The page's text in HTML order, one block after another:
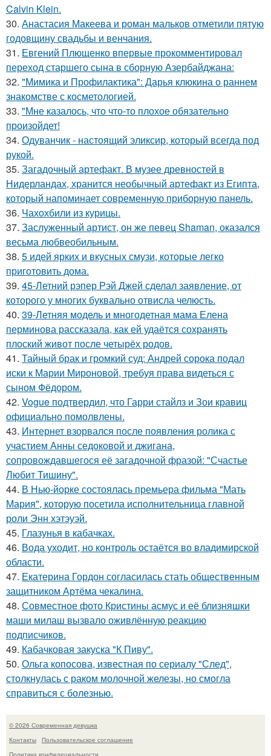
Calvin Klein.
30. Анастасия Макеева и роман мальков отметили пятую
годовщину свадьбы и венчания.
31. Евгений Плющенко впервые прокомментировал
переход старшего сына в сборную Азербайджана:
32. "Мимика и Профилактика": Дарья клюкина о раннем
знакомстве с косметологией.
33. "Мне казалось, что что-то плохое обязательно
произойдет!
34. Одуванчик - настоящий эликсир, который всегда под
рукой.
35. Загадочный артефакт. В музее древностей в
Нидерландах, хранится необычный артефакт из Египта,
который напоминает современную приборную панель.
36. Чахохбили из курицы.
37. Заслуженный артист, он же певец Shaman, оказался
весьма любвеобильным.
38. 5 идей ярких и вкусных смузи, которые легко
приготовить дома.
39. 45-Летний рэпер Рэй Джей сделал заявление, от
которого у многих буквально отвисла челюсть.
40. 39-Летняя модель и многодетная мама Елена
перминова рассказала, как ей удаётся сохранять
плоский живот после четырёх родов.
41. Тайный брак и громкий суд: Андрей сорока подал
иски к Марии Мироновой, требуя права видеться с
сыном Фёдором.
42. Vogue подтвердил, что Гарри стайлз и Зои кравиц
официально помолвлены.
43. Интернет взорвался после появления ролика с
участием Анны седоковой и джигана,
сопровождавшегося её загадочной фразой: "Счастье
Любит Тишину".
44. В Нью-йорке состоялась премьера фильма "Мать
Мария", которую посетила исполнительница главной
роли Энн хэтэуэй.
45. Глазунья в кабачках.
46. Вода уходит, но контроль остаётся во владимирской
области.
47. Екатерина Гордон согласилась стать общественным
защитником Артёма чекалина.
48. Совместное фото Кристины асмус и её близняшки
маши милаш вызвало оживлённую реакцию
подписчиков.
49. Кабачковая закуска "К Пиву".
50. Ольга копосова, известная по сериалу "След",
столкнулась с раком молочной железы, но смогла
справиться с болезнью.
© 2026 Современная девушка
Контакты
Пользовательское соглашение